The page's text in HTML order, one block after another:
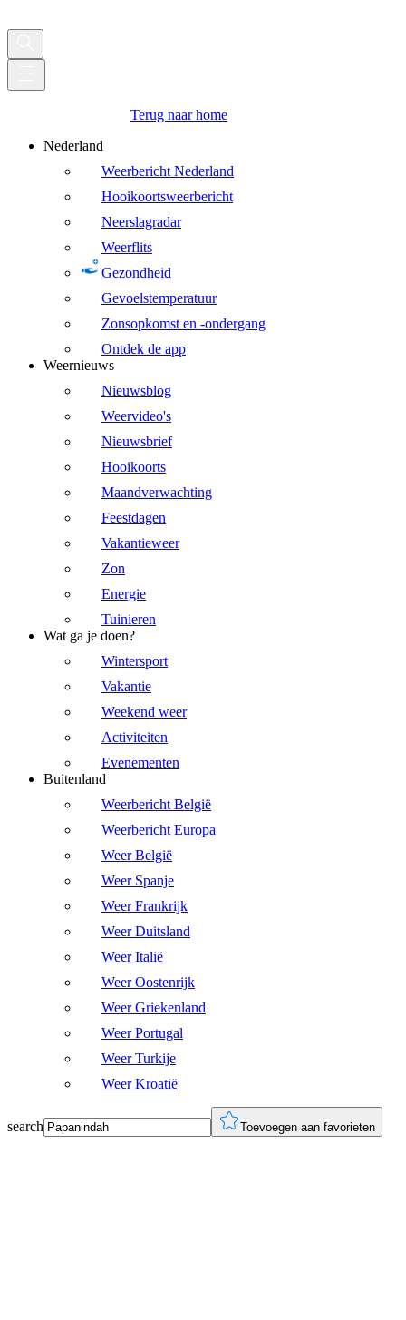
Terug naar home
Nederland
Weerbericht Nederland
Hooikoortsweerbericht
Neerslagradar
Weerflits
Gezondheid
Gevoelstemperatuur
Zonsopkomst en -ondergang
Ontdek de app
Weernieuws
Nieuwsblog
Weervideo's
Nieuwsbrief
Hooikoorts
Maandverwachting
Feestdagen
Vakantieweer
Zon
Energie
Tuinieren
Wat ga je doen?
Wintersport
Vakantie
Weekend weer
Activiteiten
Evenementen
Buitenland
Weerbericht België
Weerbericht Europa
Weer België
Weer Spanje
Weer Frankrijk
Weer Duitsland
Weer Italië
Weer Oostenrijk
Weer Griekenland
Weer Portugal
Weer Turkije
Weer Kroatië
search Toevoegen aan favorieten